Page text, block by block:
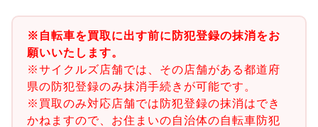
※自転車を買取に出す前に防犯登録の抹消をお
願いいたします。
※サイクルズ店舗では、その店舗がある都道府
県の防犯登録のみ抹消手続きが可能です。
※買取のみ対応店舗では防犯登録の抹消はでき
かねますので、お住まいの自治体の自転車防犯